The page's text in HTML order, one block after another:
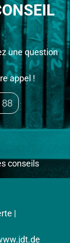
une question
appel !
88
conseils
|